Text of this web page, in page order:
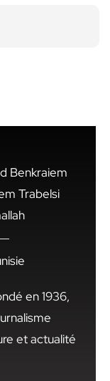
Benkraiem
Trabelsi
en 1936,
et actualité